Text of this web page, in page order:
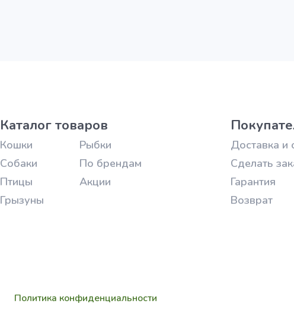
Каталог товаров
Кошки
Собаки
Птицы
Грызуны
Рыбки
По брендам
Акции
Доставка и
Сделать
Гарантия
Возврат
Политика конфиденциальности